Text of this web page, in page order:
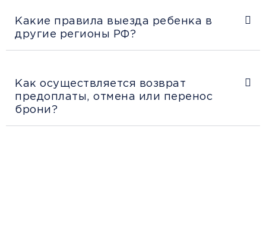
Какие правила выезда ребенка в
другие регионы РФ?
Как осуществляется возврат
предоплаты, отмена или перенос
брони?